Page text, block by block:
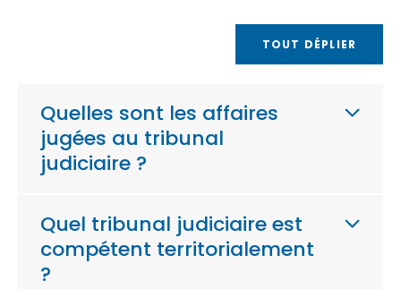
TOUT DÉPLIER
Quelles sont les affaires
jugées au tribunal
judiciaire ?
Quel tribunal judiciaire est
compétent territorialement
?